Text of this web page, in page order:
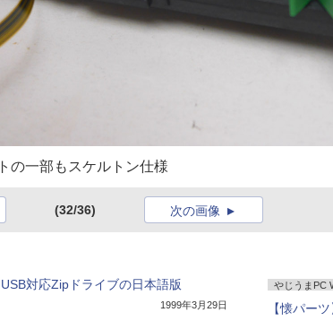
の一部もスケルトン仕様
(32/36) 次の画像
対応Zipドライブの日本語版
1999年3月29日
やじうまPC
【懐パー